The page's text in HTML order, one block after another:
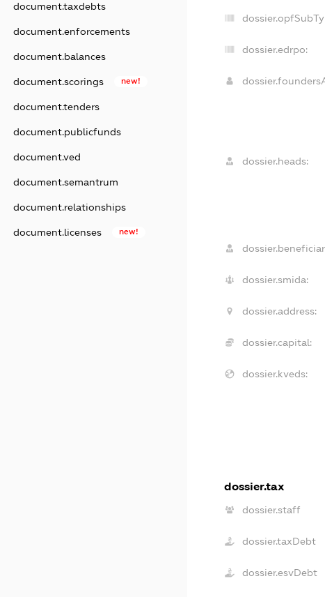
document.taxdebts
document.enforcements
document.balances
document.scorings new!
document.tenders
document.publicfunds
document.ved
document.semantrum
document.relationships
document.licenses new!
dossier.edrpo:
dossier.heads:
dossier.smida:
dossier.address:
dossier.capital:
dossier.kveds:
dossier.tax
dossier.staff
dossier.taxDebt
dossier.esvDebt